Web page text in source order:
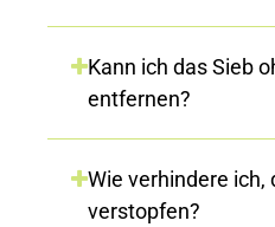
Kann ich das Sieb
entfernen?
Wie verhindere ich,
verstopfen?